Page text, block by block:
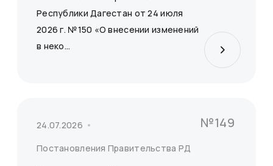
Республики Дагестан от 24 июля
2026 г. №150 «О внесении изменений
в неко...
24.07.2026
Постановления Правительства РД
№149